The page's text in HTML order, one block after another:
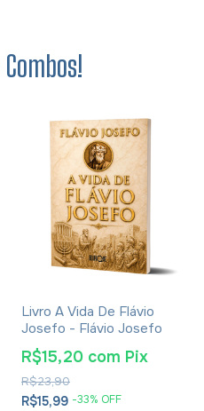
Livro A Vida De Flávio
Josefo - Flávio Josefo
R$15,99 -33% OFF
R$23,90
R$15,20 com Pix